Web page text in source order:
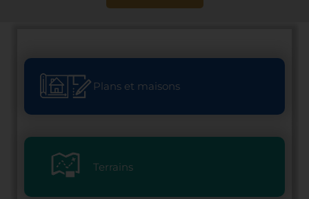
Plans et maisons
Terrains